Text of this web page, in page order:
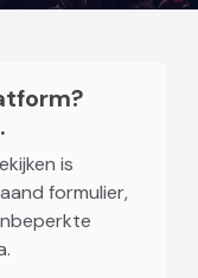
is
formulier,